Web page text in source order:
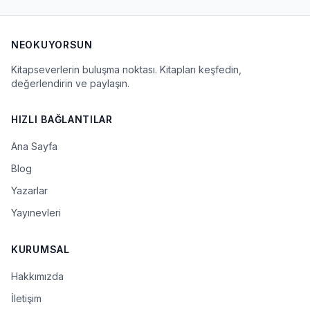
NEOKUYORSUN
Kitapseverlerin buluşma noktası. Kitapları keşfedin,
değerlendirin ve paylaşın.
HIZLI BAĞLANTILAR
Ana Sayfa
Blog
Yazarlar
Yayınevleri
KURUMSAL
Hakkımızda
İletişim